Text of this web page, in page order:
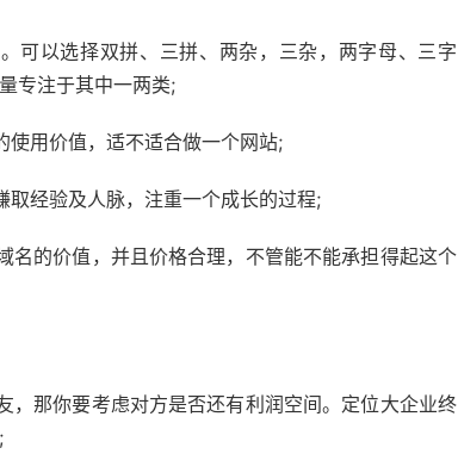
可以选择双拼、三拼、两杂，三杂，两字母、三字
专注于其中一两类;
用价值，适不适合做一个网站;
经验及人脉，注重一个成长的过程;
名的价值，并且价格合理，不管能不能承担得起这个
，那你要考虑对方是否还有利润空间。定位大企业终